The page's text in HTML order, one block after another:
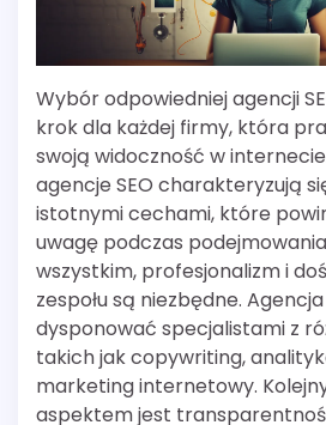
Wybór odpowiedniej agencji
krok dla każdej firmy, która
swoją widoczność w
agencje SEO charakteryzują
istotnymi cechami, które
uwagę podczas
wszystkim, profesjonalizm i
zespołu są niezbędne.
dysponować specjalistami z
takich jak copywriting,
marketing internetowy.
aspektem jest